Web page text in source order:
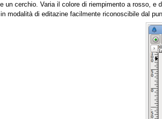
un cerchio. Varia il colore di riempimento a rosso,
modalità di editazine facilmente riconoscibile dal